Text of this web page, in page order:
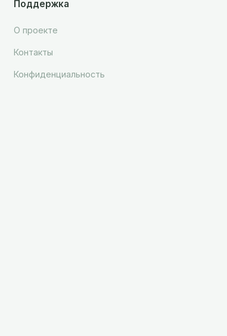
Поддержка
О проекте
Контакты
Конфиденциальность